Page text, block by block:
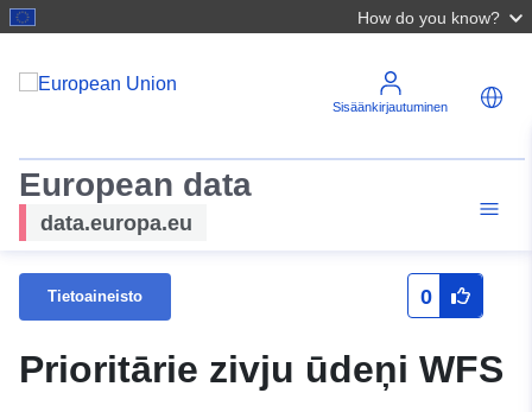
How do you know?
Sisäänkirjautuminen
European data
data.europa.eu
Tietoaineisto 0
Prioritārie zivju ūdeņi WFS